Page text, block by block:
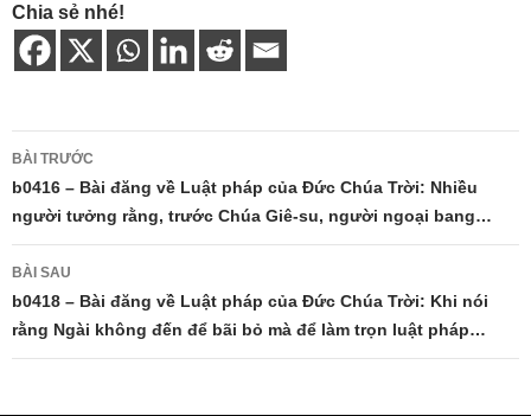
Chia sẻ nhé!
Điều
hướng
bài
viết
BÀI TRƯỚC
b0416 – Bài đăng về Luật pháp của Đức Chúa Trời: Nhiều
người tưởng rằng, trước Chúa Giê-su, người ngoại bang…
BÀI SAU
b0418 – Bài đăng về Luật pháp của Đức Chúa Trời: Khi nói
rằng Ngài không đến để bãi bỏ mà để làm trọn luật pháp…